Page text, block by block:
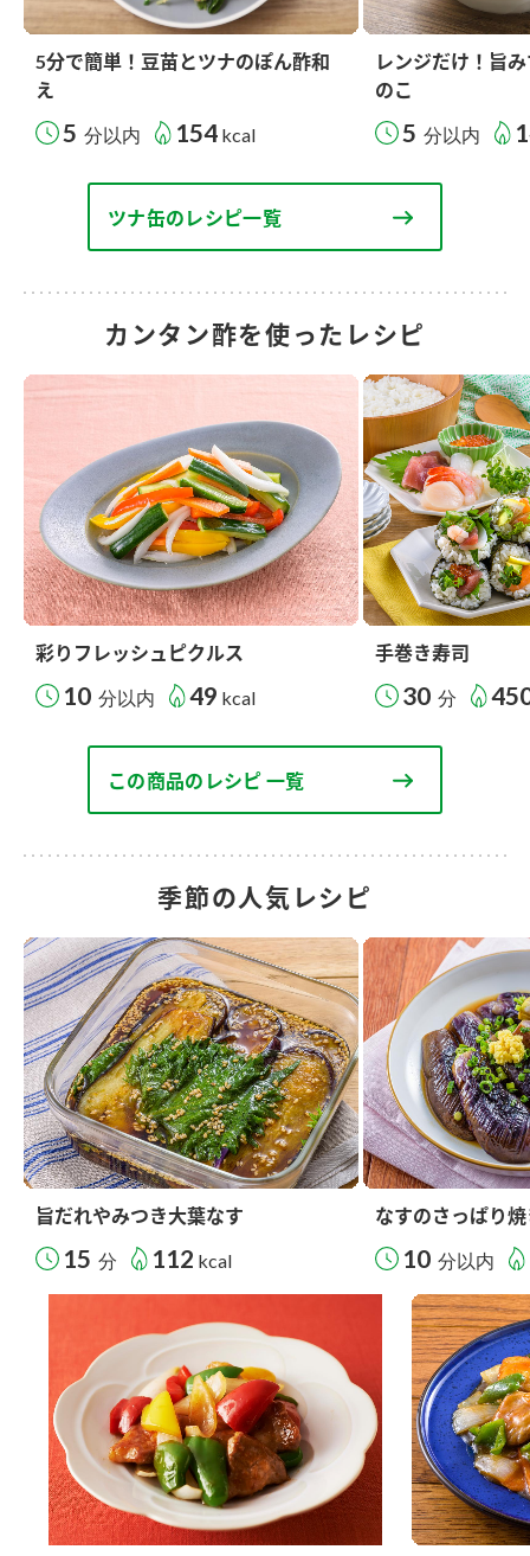
5分で簡単！豆苗とツナのぽん酢和
え
5 分以内 154 kcal
レンジだけ！旨
のこ
5 分以内
ツナ缶のレシピ一覧
カンタン酢を使ったレシピ
彩りフレッシュピクルス
10 分以内 49 kcal
手巻き寿司
30 分
この商品のレシピ 一覧
季節の人気レシピ
旨だれやみつき大葉なす
15 分 112 kcal
なすのさっぱり
10 分以内